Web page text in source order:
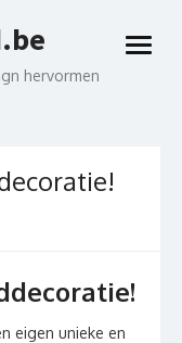
hervormen
open
eigen unieke en